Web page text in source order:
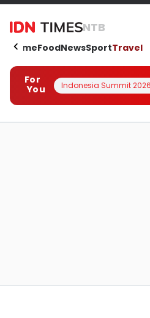
NTB
HomeFoodNewsSportTravel
For
You
Indonesia Summit 2026